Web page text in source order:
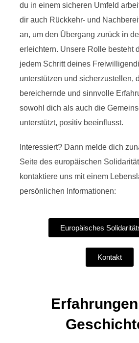
du in einem sicheren Umfeld
dir auch Rückkehr- und
an, um den Übergang zurück in
erleichtern. Unsere Rolle besteht
jedem Schritt deines
unterstützen und sicherzustellen,
bereichernde und sinnvolle
sowohl dich als auch die
unterstützt, positiv beeinflusst.
Interessiert? Dann melde dich
Seite des europäischen
kontaktiere uns mit einem
persönlichen Informationen:
Europäisches
Kontakt